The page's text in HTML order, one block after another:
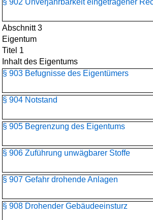
§ 902 Unverjährbarkeit eingetragener
Abschnitt 3
Eigentum
Titel 1
Inhalt des Eigentums
§ 903 Befugnisse des Eigentümers
§ 904 Notstand
§ 905 Begrenzung des Eigentums
§ 906 Zuführung unwägbarer Stoffe
§ 907 Gefahr drohende Anlagen
§ 908 Drohender Gebäudeeinsturz